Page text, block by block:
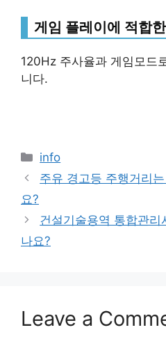
게임 플레이에 적합
120Hz 주사율과 게임모드
니다.
Categories
info
주유 경고등 주행거리
요?
건설기술용역 통합관
나요?
Leave a